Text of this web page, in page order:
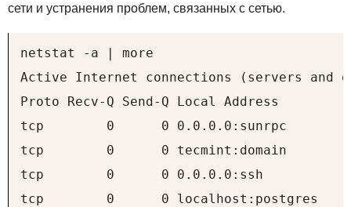
сети и устранения проблем, связанных с сетью.
netstat -a | more
Active Internet connections (servers and
Proto Recv-Q Send-Q Local Address
tcp        0      0 0.0.0.0:sunrpc
tcp        0      0 tecmint:domain
tcp        0      0 0.0.0.0:ssh
tcp        0      0 localhost:postgres